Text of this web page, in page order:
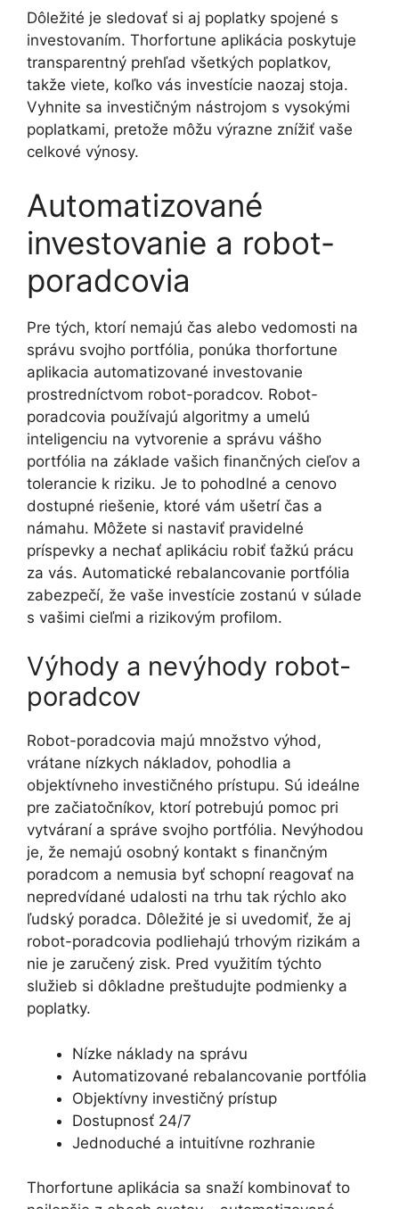
Dôležité je sledovať si aj poplatky spojené s
investovaním. Thorfortune aplikácia poskytuje
transparentný prehľad všetkých poplatkov,
takže viete, koľko vás investície naozaj stoja.
Vyhnite sa investičným nástrojom s vysokými
poplatkami, pretože môžu výrazne znížiť vaše
celkové výnosy.
Automatizované
investovanie a robot-
poradcovia
Pre tých, ktorí nemajú čas alebo vedomosti na
správu svojho portfólia, ponúka thorfortune
aplikacia automatizované investovanie
prostredníctvom robot-poradcov. Robot-
poradcovia používajú algoritmy a umelú
inteligenciu na vytvorenie a správu vášho
portfólia na základe vašich finančných cieľov a
tolerancie k riziku. Je to pohodlné a cenovo
dostupné riešenie, ktoré vám ušetrí čas a
námahu. Môžete si nastaviť pravidelné
príspevky a nechať aplikáciu robiť ťažkú prácu
za vás. Automatické rebalancovanie portfólia
zabezpečí, že vaše investície zostanú v súlade
s vašimi cieľmi a rizikovým profilom.
Výhody a nevýhody robot-
poradcov
Robot-poradcovia majú množstvo výhod,
vrátane nízkych nákladov, pohodlia a
objektívneho investičného prístupu. Sú ideálne
pre začiatočníkov, ktorí potrebujú pomoc pri
vytváraní a správe svojho portfólia. Nevýhodou
je, že nemajú osobný kontakt s finančným
poradcom a nemusia byť schopní reagovať na
nepredvídané udalosti na trhu tak rýchlo ako
ľudský poradca. Dôležité je si uvedomiť, že aj
robot-poradcovia podliehajú trhovým rizikám a
nie je zaručený zisk. Pred využitím týchto
služieb si dôkladne preštudujte podmienky a
poplatky.
Nízke náklady na správu
Automatizované rebalancovanie portfólia
Objektívny investičný prístup
Dostupnosť 24/7
Jednoduché a intuitívne rozhranie
Thorfortune aplikácia sa snaží kombinovať to